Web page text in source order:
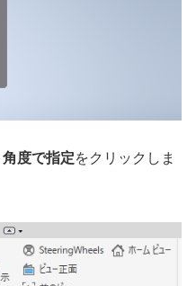
角度で指定をクリックしま